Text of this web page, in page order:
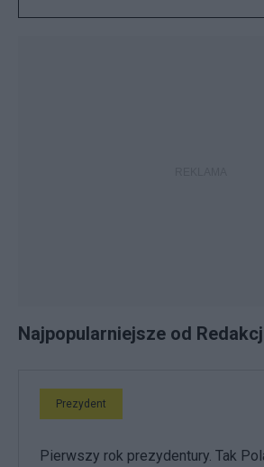
Najpopularniejsze od
Prezydent
Pierwszy rok prezydentury. Tak